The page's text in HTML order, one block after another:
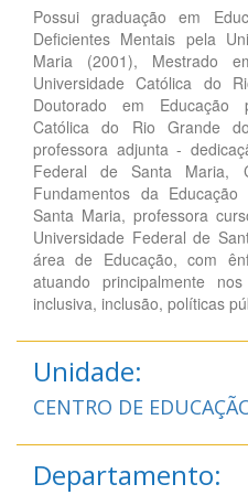
Possui graduação em
Deficientes Mentais pela
Maria (2001), Mestrado
Universidade Católica do
Doutorado em Educação
Católica do Rio Grande
professora adjunta -
Federal de Santa Maria,
Fundamentos da
Santa Maria, professora
Universidade Federal de
área de Educação, com
atuando principalmente
inclusiva, inclusão, políticas
Unidade:
CENTRO DE
Departamento: